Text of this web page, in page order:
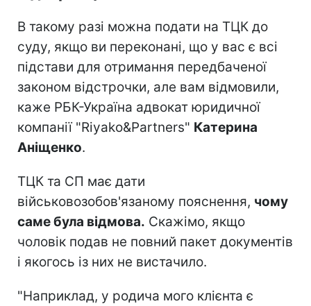
В такому разі можна подати на ТЦК до
суду, якщо ви переконані, що у вас є всі
підстави для отримання передбаченої
законом відстрочки, але вам відмовили,
каже РБК-Україна адвокат юридичної
компанії "Riyako&Partners" Катерина
Аніщенко.
ТЦК та СП має дати
військовозобов'язаному пояснення, чому
саме була відмова. Скажімо, якщо
чоловік подав не повний пакет документів
і якогось із них не вистачило.
"Наприклад, у родича мого клієнта є